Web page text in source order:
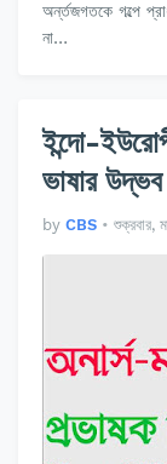
অর্ন্তজগতকে গল্পে
না…
ইন্দো-
ভাষার
by CBS • শুক্রবার,